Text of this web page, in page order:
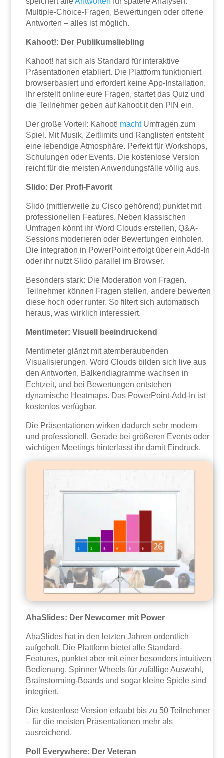
Multiple-Choice-Fragen, Bewertungen oder offene
Antworten – alles ist möglich.
Kahoot!: Der Publikumsliebling
Kahoot! hat sich als Standard für interaktive
Präsentationen etabliert. Die Plattform funktioniert
browserbasiert und erfordert keine App-Installation.
Ihr erstellt online eure Fragen, startet das Quiz und
die Teilnehmer geben auf kahoot.it den PIN ein.
Der große Vorteil: Kahoot! machtUmfragen zum
Spiel. Mit Musik, Zeitlimits und Ranglisten entsteht
eine lebendige Atmosphäre. Perfekt für Workshops,
Schulungen oder Events. Die kostenlose Version
reicht für die meisten Anwendungsfälle völlig aus.
Slido: Der Profi-Favorit
Slido (mittlerweile zu Cisco gehörend) punktet mit
professionellen Features. Neben klassischen
Umfragen könnt ihr Word Clouds erstellen, Q&A-
Sessions moderieren oder Bewertungen einholen.
Die Integration in PowerPoint erfolgt über ein Add-In
oder ihr nutzt Slido parallel im Browser.
Besonders stark: Die Moderation von Fragen.
Teilnehmer können Fragen stellen, andere bewerten
diese hoch oder runter. So filtert sich automatisch
heraus, was wirklich interessiert.
Mentimeter: Visuell beeindruckend
Mentimeter glänzt mit atemberaubenden
Visualisierungen. Word Clouds bilden sich live aus
den Antworten, Balkendiagramme wachsen in
Echtzeit, und bei Bewertungen entstehen
dynamische Heatmaps. Das PowerPoint-Add-In ist
kostenlos verfügbar.
Die Präsentationen wirken dadurch sehr modern
und professionell. Gerade bei größeren Events oder
wichtigen Meetings hinterlasst ihr damit Eindruck.
AhaSlides: Der Newcomer mit Power
AhaSlides hat in den letzten Jahren ordentlich
aufgeholt. Die Plattform bietet alle Standard-
Features, punktet aber mit einer besonders intuitiven
Bedienung. Spinner Wheels für zufällige Auswahl,
Brainstorming-Boards und sogar kleine Spiele sind
integriert.
Die kostenlose Version erlaubt bis zu 50 Teilnehmer
– für die meisten Präsentationen mehr als
ausreichend.
Poll Everywhere: Der Veteran